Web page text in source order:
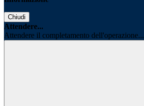
Chiudi
Attendere...
Attendere il completamento dell'operazione...